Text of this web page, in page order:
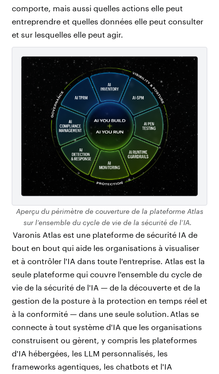
comporte, mais aussi quelles actions elle peut
entreprendre et quelles données elle peut consulter
et sur lesquelles elle peut agir.
Aperçu du périmètre de couverture de la plateforme Atlas
sur l’ensemble du cycle de vie de la sécurité de l’IA.
Varonis Atlas est une plateforme de sécurité IA de
bout en bout qui aide les organisations à visualiser
et à contrôler l'IA dans toute l'entreprise. Atlas est la
seule plateforme qui couvre l'ensemble du cycle de
vie de la sécurité de l'IA — de la découverte et de la
gestion de la posture à la protection en temps réel et
à la conformité — dans une seule solution. Atlas se
connecte à tout système d'IA que les organisations
construisent ou gèrent, y compris les plateformes
d'IA hébergées, les LLM personnalisés, les
frameworks agentiques, les chatbots et l'IA